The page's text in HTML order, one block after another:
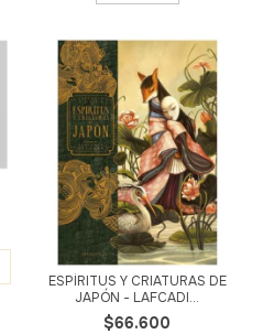
ESPÍRITUS Y CRIATURAS DE
JAPÓN - LAFCADI...
$66.600